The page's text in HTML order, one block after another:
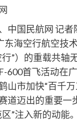
中国民航网 记者
东海空行航空技
行”）的重载共轴
600首飞活动在
山市加快“百千万
道迈出的重要一
”注入新的动能。